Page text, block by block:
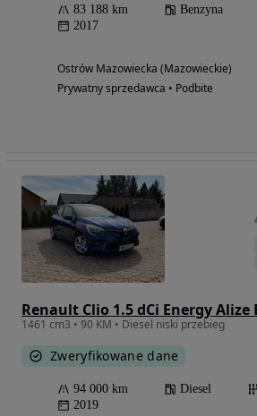
83 188 km Benzyna
2017
Ostrów Mazowiecka (Mazowieckie)
Prywatny sprzedawca • Podbite
Renault Clio 1.5 dCi Energy Alize
1461 cm3 • 90 KM • Diesel niski przebieg
Zweryfikowane dane
94 000 km Diesel
2019